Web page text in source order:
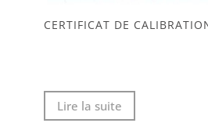
CERTIFICAT DE
Lire la suite